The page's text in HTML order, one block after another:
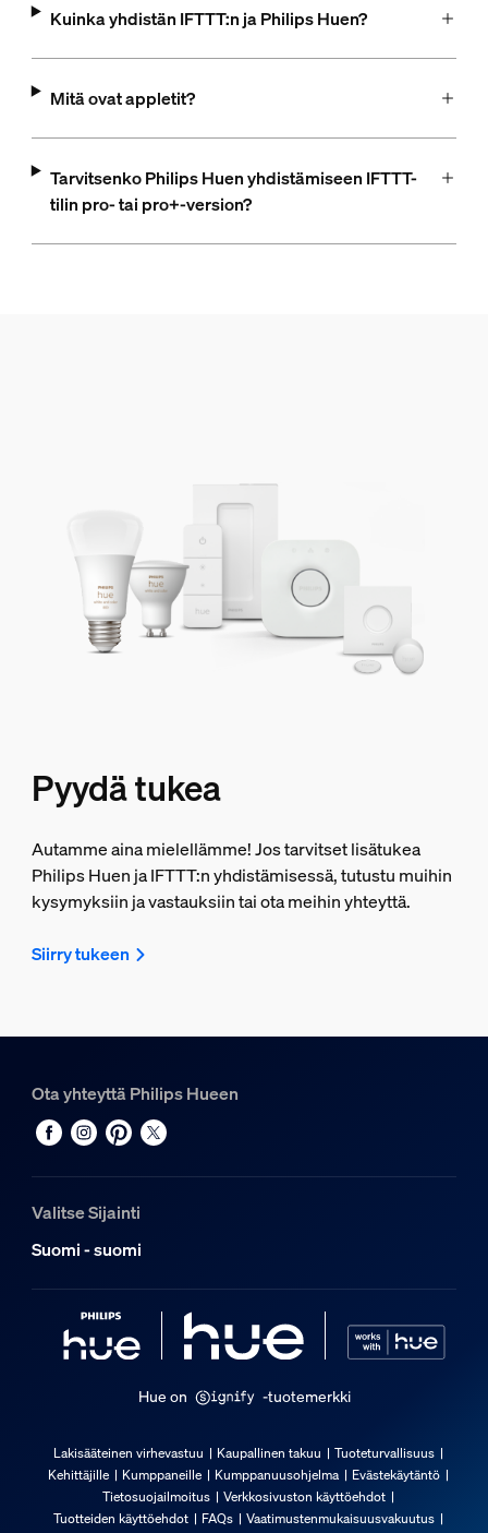
Kuinka yhdistän IFTTT:n ja Philips Huen?
Mitä ovat appletit?
Tarvitsenko Philips Huen yhdistämiseen IFTTT-
tilin pro- tai pro+-version?
Pyydä tukea
Autamme aina mielellämme! Jos tarvitset lisätukea
Philips Huen ja IFTTT:n yhdistämisessä, tutustu muihin
kysymyksiin ja vastauksiin tai ota meihin yhteyttä.
Siirry tukeen
Ota yhteyttä Philips Hueen
Valitse Sijainti
Suomi - suomi
Hue on -tuotemerkki
Lakisääteinen virhevastuu Kaupallinen takuu
Tuoteturvallisuus
Kehittäjille
Kumppaneille Kumppanuusohjelma
Evästekäytäntö
Tietosuojailmoitus
Verkkosivuston käyttöehdot
Tuotteiden käyttöehdot
FAQs
Vaatimustenmukaisuusvakuutus